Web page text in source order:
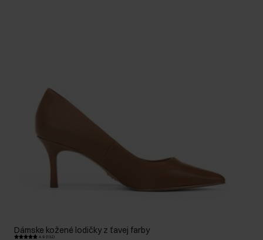
Dámske kožené lodičky z ťavej farby
4.9 (132)